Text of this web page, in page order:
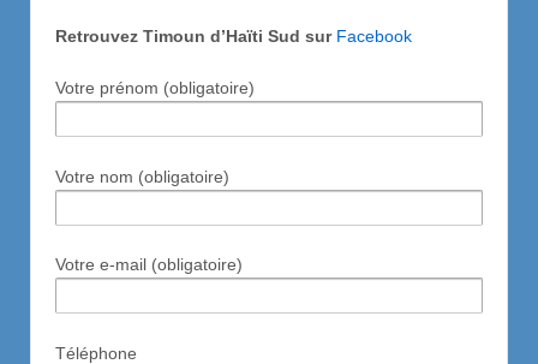
Retrouvez Timoun d’Haïti Sud sur Facebook
Votre prénom (obligatoire)
Votre nom (obligatoire)
Votre e-mail (obligatoire)
Téléphone